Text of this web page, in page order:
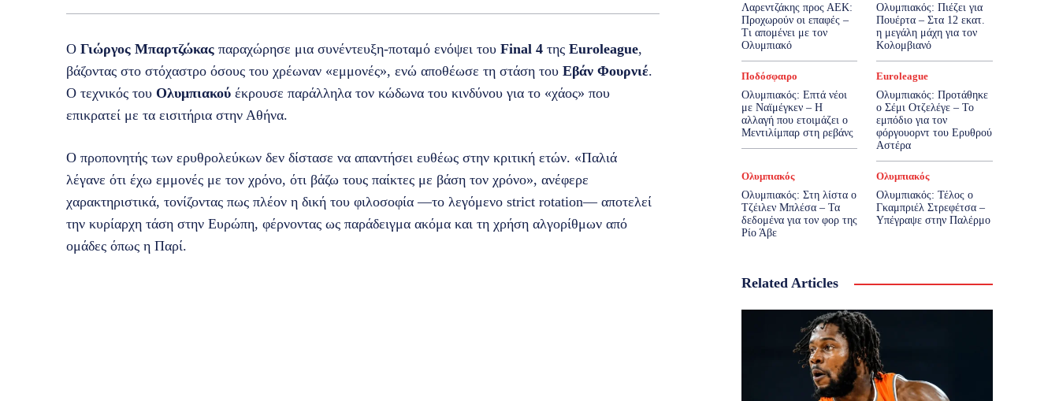
Ο Γιώργος Μπαρτζώκας παραχώρησε μια συνέντευξη-ποταμό ενόψει του Final 4 της Euroleague,
βάζοντας στο στόχαστρο όσους του χρέωναν «εμμονές», ενώ αποθέωσε τη στάση του Εβάν Φουρνιέ.
Ο τεχνικός του Ολυμπιακού έκρουσε παράλληλα τον κώδωνα του κινδύνου για το «χάος» που
επικρατεί με τα εισιτήρια στην Αθήνα.
Ο προπονητής των ερυθρολεύκων δεν δίστασε να απαντήσει ευθέως στην κριτική ετών. «Παλιά
λέγανε ότι έχω εμμονές με τον χρόνο, ότι βάζω τους παίκτες με βάση τον χρόνο», ανέφερε
χαρακτηριστικά, τονίζοντας πως πλέον η δική του φιλοσοφία —το λεγόμενο strict rotation— αποτελεί
την κυρίαρχη τάση στην Ευρώπη, φέρνοντας ως παράδειγμα ακόμα και τη χρήση αλγορίθμων από
ομάδες όπως η Παρί.
Λαρεντζάκης προς ΑΕΚ:
Προχωρούν οι επαφές –
Τι απομένει με τον
Ολυμπιακό
Ολυμπιακός: Πιέζει για
Πουέρτα – Στα 12 εκατ.
η μεγάλη μάχη για τον
Κολομβιανό
Ποδόσφαιρο
Ολυμπιακός: Επτά νέοι
με Ναϊμέγκεν – Η
αλλαγή που ετοιμάζει ο
Μεντιλίμπαρ στη ρεβάνς
Euroleague
Ολυμπιακός: Προτάθηκε
ο Σέμι Οτζελέγε – Το
εμπόδιο για τον
φόργουορντ του Ερυθρού
Αστέρα
Ολυμπιακός
Ολυμπιακός: Στη λίστα ο
Τζέιλεν Μπλέσα – Τα
δεδομένα για τον φορ της
Ρίο Άβε
Ολυμπιακός
Ολυμπιακός: Τέλος ο
Γκαμπριέλ Στρεφέτσα –
Υπέγραψε στην Παλέρμο
Related Articles